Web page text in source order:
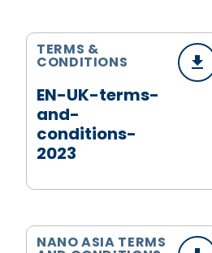
EN-UK-terms-
and-
conditions-
2023
TERMS &
CONDITIONS
NANO ASIA TERMS